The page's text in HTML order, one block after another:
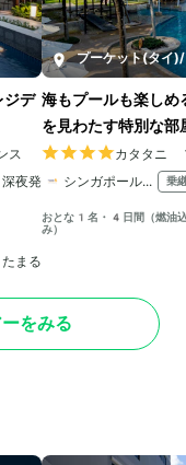
ジデ
ス
深夜発
たまる
プーケット(タイ)/
海もプールも楽しめ
を見わたす特別な部
カタタニ
シンガポール航空
乗
おとな1名・4日間（燃油
み）
をみる